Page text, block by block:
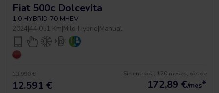
Fiat 500c Dolcevita
1.0 HYBRID 70 MHEV
2024|44.051 Km|Mild Hybrid|Manual
13.990 €
12.591 €
Sin entrada, 120 meses, desde
172,89 €/mes*